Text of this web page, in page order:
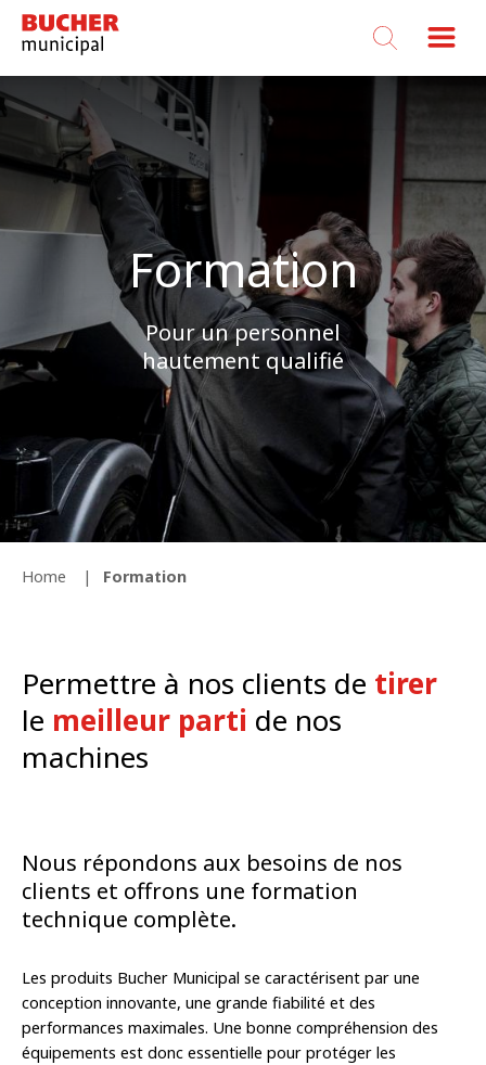
Bucher
Municipal
Formation
Pour un personnel
hautement qualifié
Home Formation
Permettre à nos clients de tirer
le meilleur parti de nos
machines
Nous répondons aux besoins de nos
clients et offrons une formation
technique complète.
Les produits Bucher Municipal se caractérisent par une
conception innovante, une grande fiabilité et des
performances maximales. Une bonne compréhension des
équipements est donc essentielle pour protéger les